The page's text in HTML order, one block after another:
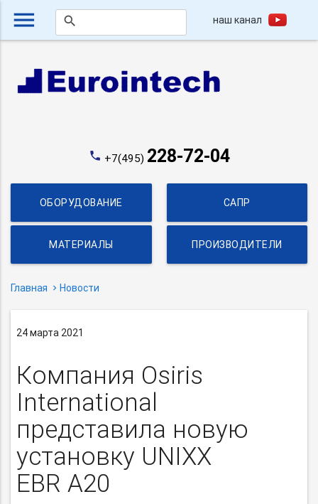
menu search наш канал
phone +7(495) 228-72-04
ОБОРУДОВАНИЕ САПР
МАТЕРИАЛЫ ПРОИЗВОДИТЕЛИ
Главная Новости
24 марта 2021
Компания Osiris
International
представила новую
установку UNIXX
EBR A20